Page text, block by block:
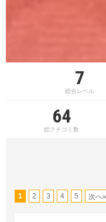
7
総合レベル
64
総クチコミ数
1 2 3 4 5 次へ»